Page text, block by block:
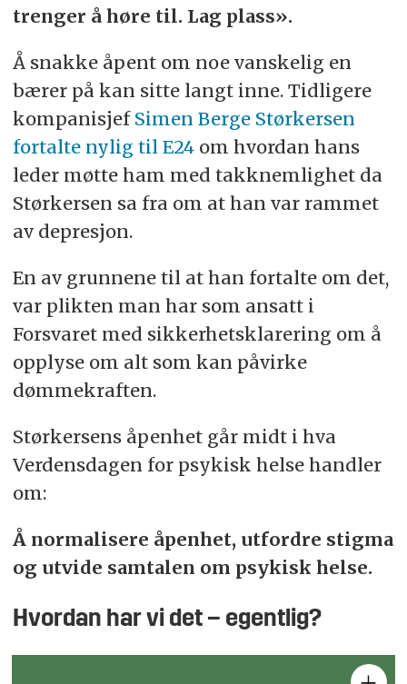
trenger å høre til. Lag plass».
Å snakke åpent om noe vanskelig en
bærer på kan sitte langt inne. Tidligere
kompanisjef Simen Berge Størkersen
fortalte nylig til E24om hvordan hans
leder møtte ham med takknemlighet da
Størkersen sa fra om at han var rammet
av depresjon.
En av grunnene til at han fortalte om det,
var plikten man har som ansatt i
Forsvaret med sikkerhetsklarering om å
opplyse om alt som kan påvirke
dømmekraften.
Størkersens åpenhet går midt i hva
Verdensdagen for psykisk helse handler
om:
Å normalisere åpenhet, utfordre stigma
og utvide samtalen om psykisk helse.
Hvordan har vi det – egentlig?